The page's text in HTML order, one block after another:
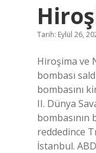
Tarih: Eylül 26,
Hiroşima ve
bombası
bombasını
II. Dünya
bombasının
reddedince
İstanbul.